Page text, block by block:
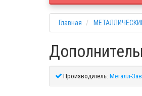
Главная
Производитель:Металл-